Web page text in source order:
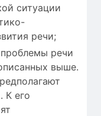
ситуации
речи;
речи
выше.
К его